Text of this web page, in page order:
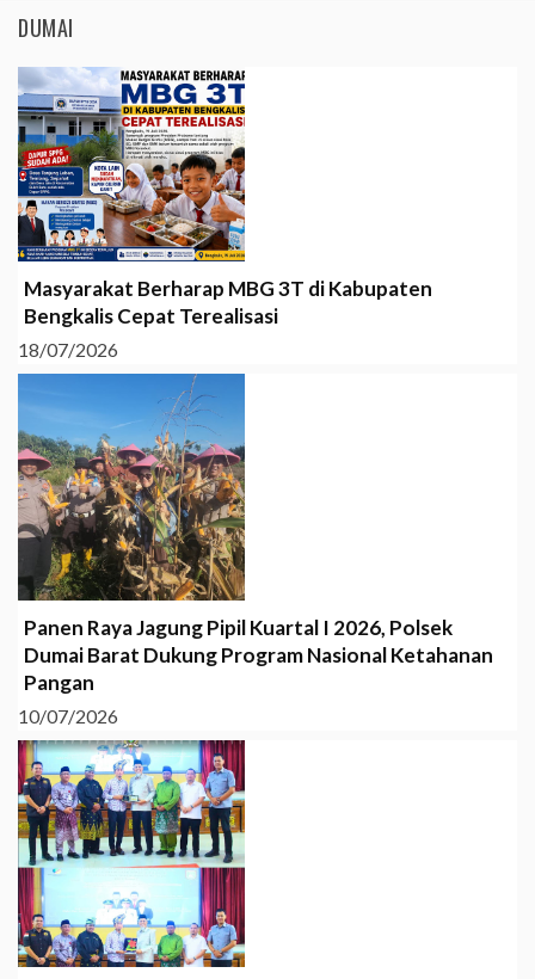
DUMAI
Masyarakat Berharap MBG 3T di Kabupaten
Bengkalis Cepat Terealisasi
18/07/2026
Panen Raya Jagung Pipil Kuartal I 2026, Polsek
Dumai Barat Dukung Program Nasional Ketahanan
Pangan
10/07/2026